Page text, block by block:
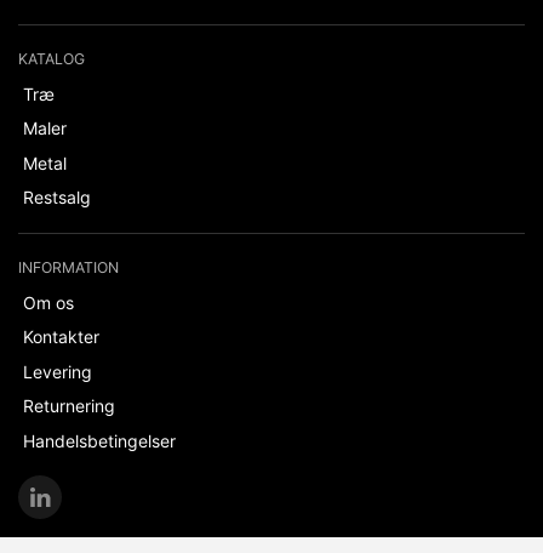
KATALOG
Træ
Maler
Metal
Restsalg
INFORMATION
Om os
Kontakter
Levering
Returnering
Handelsbetingelser